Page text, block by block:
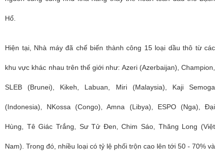
Hổ.
Hiện tại, Nhà máy đã chế biến thành công 15 loại dầu thô từ các
khu vực khác nhau trên thế giới như: Azeri (Azerbaijan), Champion,
SLEB (Brunei), Kikeh, Labuan, Miri (Malaysia), Kaji Semoga
(Indonesia), NKossa (Congo), Amna (Libya), ESPO (Nga), Đại
Hùng, Tê Giác Trắng, Sư Tử Đen, Chim Sáo, Thăng Long (Việt
Nam). Trong đó, nhiều loại có tỷ lệ phối trộn cao lên tới 50 - 70% và